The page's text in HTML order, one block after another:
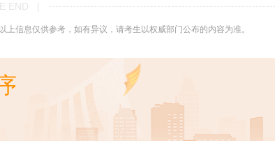
END |
信息仅供参考，如有异议，请考生以权威部门公布的内容为准。